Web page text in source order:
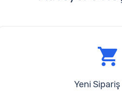
shopping_cart
Yeni